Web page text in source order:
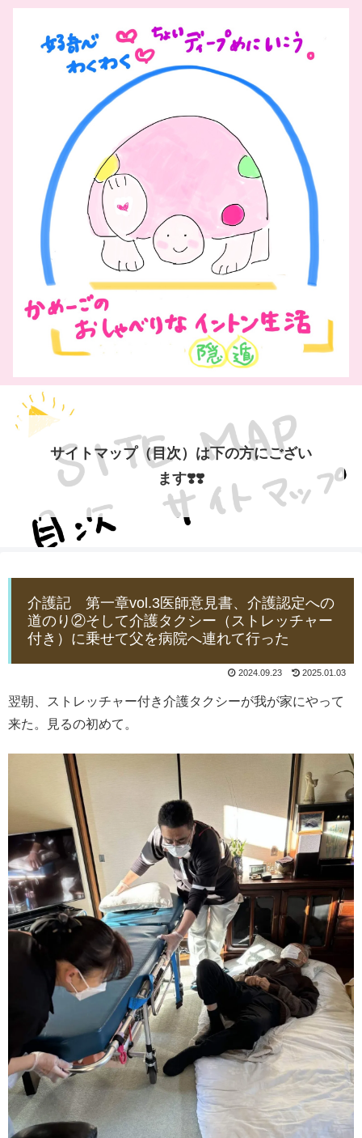
サイトマップ（目次）は下の方にござい
ます❣️❣️
介護記 第一章vol.3医師意見書、介護認定への
道のり②そして介護タクシー（ストレッチャー
付き）に乗せて父を病院へ連れて行った
2024.09.23 2025.01.03
翌朝、ストレッチャー付き介護タクシーが我が家にやって
来た。見るの初めて。